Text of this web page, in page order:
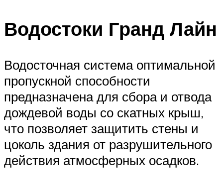
Водостоки Гранд Лайн
Водосточная система оптимальной
пропускной способности
предназначена для сбора и отвода
дождевой воды со скатных крыш,
что позволяет защитить стены и
цоколь здания от разрушительного
действия атмосферных осадков.